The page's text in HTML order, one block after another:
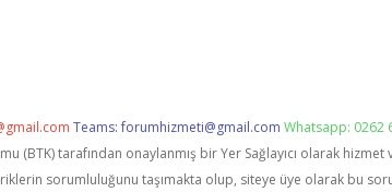
Teams:forumhizmeti@gmail.com Whatsapp: 0262
(BTK) tarafından onaylanmış bir Yer Sağlayıcı olarak
sorumluluğunu taşımakta olup, siteye üye olarak bu